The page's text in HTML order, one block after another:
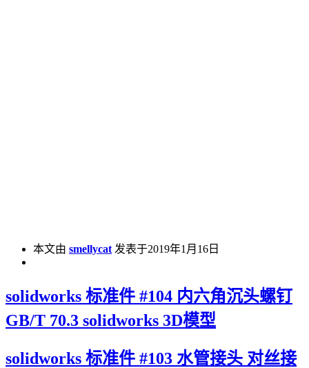
本文由 smellycat 发表于2019年1月16日
solidworks 标准件 #104 内六角沉头螺钉
GB/T 70.3 solidworks 3D模型
solidworks 标准件 #103 水管接头 对丝接